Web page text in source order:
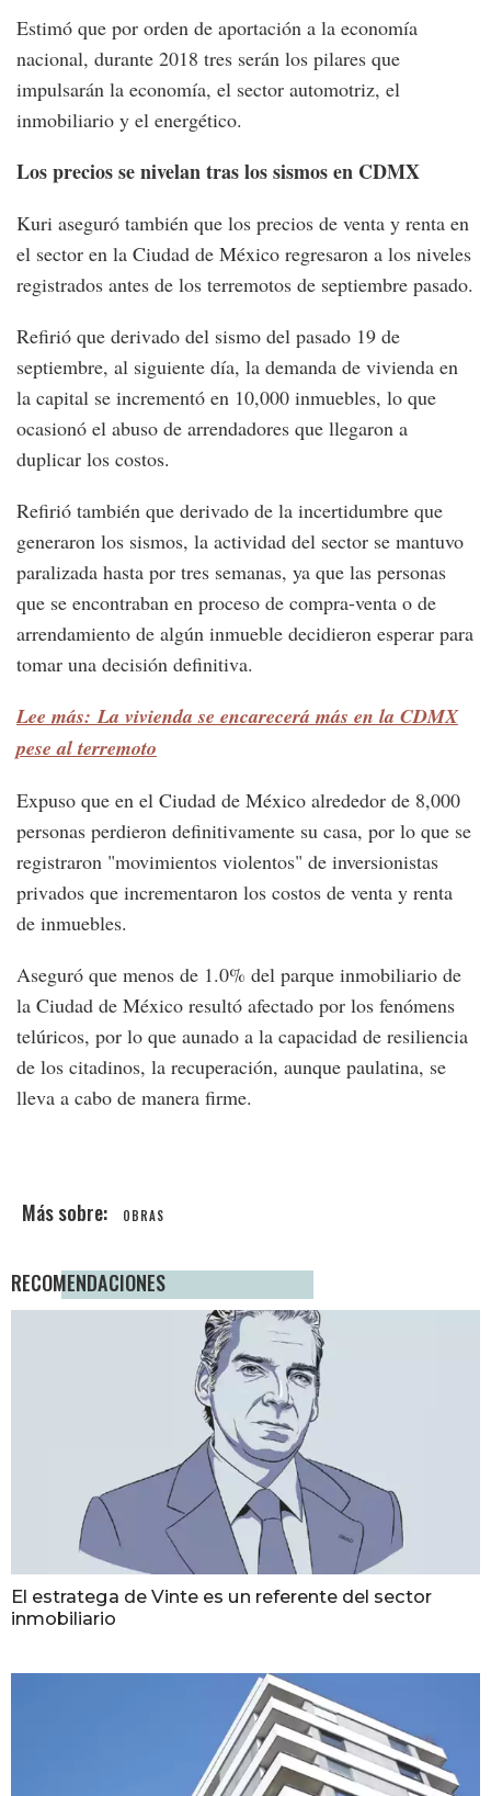
Estimó que por orden de aportación a la economía
nacional, durante 2018 tres serán los pilares que
impulsarán la economía, el sector automotriz, el
inmobiliario y el energético.
Los precios se nivelan tras los sismos en CDMX
Kuri aseguró también que los precios de venta y renta en
el sector en la Ciudad de México regresaron a los niveles
registrados antes de los terremotos de septiembre pasado.
Refirió que derivado del sismo del pasado 19 de
septiembre, al siguiente día, la demanda de vivienda en
la capital se incrementó en 10,000 inmuebles, lo que
ocasionó el abuso de arrendadores que llegaron a
duplicar los costos.
Refirió también que derivado de la incertidumbre que
generaron los sismos, la actividad del sector se mantuvo
paralizada hasta por tres semanas, ya que las personas
que se encontraban en proceso de compra-venta o de
arrendamiento de algún inmueble decidieron esperar para
tomar una decisión definitiva.
Lee más: La vivienda se encarecerá más en la CDMX
pese al terremoto
Expuso que en el Ciudad de México alrededor de 8,000
personas perdieron definitivamente su casa, por lo que se
registraron "movimientos violentos" de inversionistas
privados que incrementaron los costos de venta y renta
de inmuebles.
Aseguró que menos de 1.0% del parque inmobiliario de
la Ciudad de México resultó afectado por los fenómens
telúricos, por lo que aunado a la capacidad de resiliencia
de los citadinos, la recuperación, aunque paulatina, se
lleva a cabo de manera firme.
OBRAS
RECOMENDACIONES
El estratega de Vinte es un referente del sector
inmobiliario